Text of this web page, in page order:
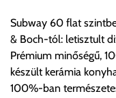
automatikusan nem
a 0.- forintos szállítást,
termék adatait, majd
Ingyenes szállítási
Subway 60 flat
& Boch-tól: letisztult
Prémium minőségű,
készült kerámia
100%-ban